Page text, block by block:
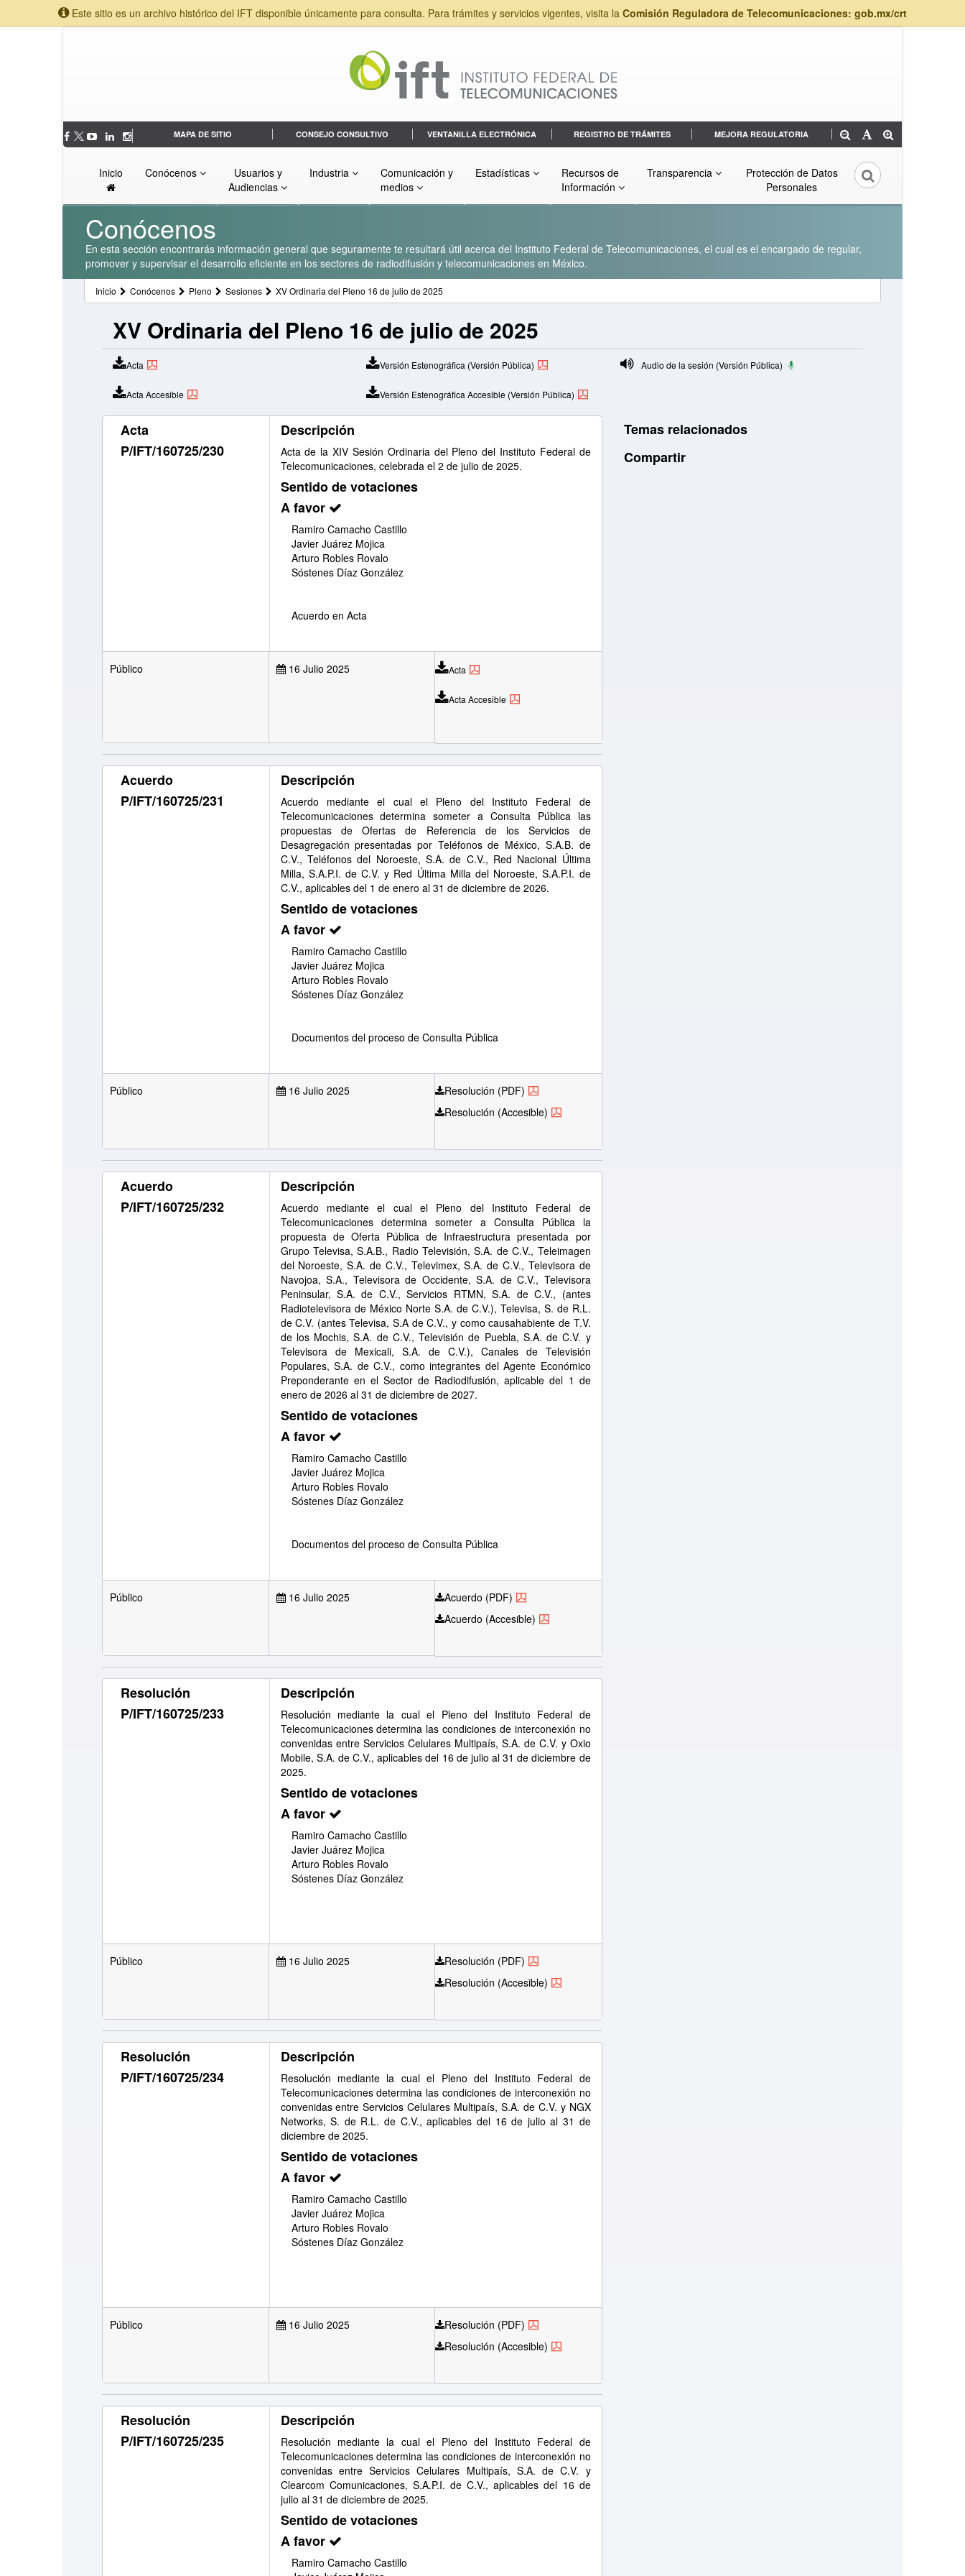
Este sitio es un archivo histórico del IFT disponible únicamente para consulta. Para trámites y servicios vigentes, visita la Comisión Reguladora de Telecomunicaciones: gob.mx/crt
MAPA DE SITIO CONSEJO CONSULTIVO VENTANILLA ELECTRÓNICA REGISTRO DE TRÁMITES MEJORA REGULATORIA
Inicio Conócenos
Usuarios y
Audiencias
Industria
Comunicación y
medios
Estadísticas
Recursos de
Información
Transparencia
Protección de Datos
Personales
Conócenos
En esta sección encontrarás información general que seguramente te resultará útil acerca del Instituto Federal de Telecomunicaciones, el cual es el encargado de regular,
promover y supervisar el desarrollo eficiente en los sectores de radiodifusión y telecomunicaciones en México.
Inicio Conócenos Pleno Sesiones XV Ordinaria del Pleno 16 de julio de 2025
XV Ordinaria del Pleno 16 de julio de 2025
Acta
Acta Accesible
Versión Estenográfica (Versión Pública)
Versión Estenográfica Accesible (Versión Pública)
Audio de la sesión (Versión Pública)
Acta
P/IFT/160725/230
Descripción
Acta de la XIV Sesión Ordinaria del Pleno del Instituto Federal de
Telecomunicaciones, celebrada el 2 de julio de 2025.
Sentido de votaciones
A favor
Ramiro Camacho Castillo
Javier Juárez Mojica
Arturo Robles Rovalo
Sóstenes Díaz González
Acuerdo en Acta
Público 16 Julio 2025 Acta
Acta Accesible
Acuerdo
P/IFT/160725/231
Descripción
Acuerdo mediante el cual el Pleno del Instituto Federal de
Telecomunicaciones determina someter a Consulta Pública las
propuestas de Ofertas de Referencia de los Servicios de
Desagregación presentadas por Teléfonos de México, S.A.B. de
C.V., Teléfonos del Noroeste, S.A. de C.V., Red Nacional Última
Milla, S.A.P.I. de C.V. y Red Última Milla del Noroeste, S.A.P.I. de
C.V., aplicables del 1 de enero al 31 de diciembre de 2026.
Sentido de votaciones
A favor
Ramiro Camacho Castillo
Javier Juárez Mojica
Arturo Robles Rovalo
Sóstenes Díaz González
Documentos del proceso de Consulta Pública
Público 16 Julio 2025
Resolución (PDF)
Resolución (Accesible)
Acuerdo
P/IFT/160725/232
Descripción
Acuerdo mediante el cual el Pleno del Instituto Federal de
Telecomunicaciones determina someter a Consulta Pública la
propuesta de Oferta Pública de Infraestructura presentada por
Grupo Televisa, S.A.B., Radio Televisión, S.A. de C.V., Teleimagen
del Noroeste, S.A. de C.V., Televimex, S.A. de C.V., Televisora de
Navojoa, S.A., Televisora de Occidente, S.A. de C.V., Televisora
Peninsular, S.A. de C.V., Servicios RTMN, S.A. de C.V., (antes
Radiotelevisora de México Norte S.A. de C.V.), Televisa, S. de R.L.
de C.V. (antes Televisa, S.A de C.V., y como causahabiente de T.V.
de los Mochis, S.A. de C.V., Televisión de Puebla, S.A. de C.V. y
Televisora de Mexicali, S.A. de C.V.), Canales de Televisión
Populares, S.A. de C.V., como integrantes del Agente Económico
Preponderante en el Sector de Radiodifusión, aplicable del 1 de
enero de 2026 al 31 de diciembre de 2027.
Sentido de votaciones
A favor
Ramiro Camacho Castillo
Javier Juárez Mojica
Arturo Robles Rovalo
Sóstenes Díaz González
Documentos del proceso de Consulta Pública
Público 16 Julio 2025
Acuerdo (PDF)
Acuerdo (Accesible)
Resolución
P/IFT/160725/233
Descripción
Resolución mediante la cual el Pleno del Instituto Federal de
Telecomunicaciones determina las condiciones de interconexión no
convenidas entre Servicios Celulares Multipaís, S.A. de C.V. y Oxio
Mobile, S.A. de C.V., aplicables del 16 de julio al 31 de diciembre de
2025.
Sentido de votaciones
A favor
Ramiro Camacho Castillo
Javier Juárez Mojica
Arturo Robles Rovalo
Sóstenes Díaz González
Público 16 Julio 2025
Resolución (PDF)
Resolución (Accesible)
Resolución
P/IFT/160725/234
Descripción
Resolución mediante la cual el Pleno del Instituto Federal de
Telecomunicaciones determina las condiciones de interconexión no
convenidas entre Servicios Celulares Multipaís, S.A. de C.V. y NGX
Networks, S. de R.L. de C.V., aplicables del 16 de julio al 31 de
diciembre de 2025.
Sentido de votaciones
A favor
Ramiro Camacho Castillo
Javier Juárez Mojica
Arturo Robles Rovalo
Sóstenes Díaz González
Público 16 Julio 2025
Resolución (PDF)
Resolución (Accesible)
Resolución
P/IFT/160725/235
Descripción
Resolución mediante la cual el Pleno del Instituto Federal de
Telecomunicaciones determina las condiciones de interconexión no
convenidas entre Servicios Celulares Multipaís, S.A. de C.V. y
Clearcom Comunicaciones, S.A.P.I. de C.V., aplicables del 16 de
julio al 31 de diciembre de 2025.
Sentido de votaciones
A favor
Ramiro Camacho Castillo
Temas relacionados
Compartir